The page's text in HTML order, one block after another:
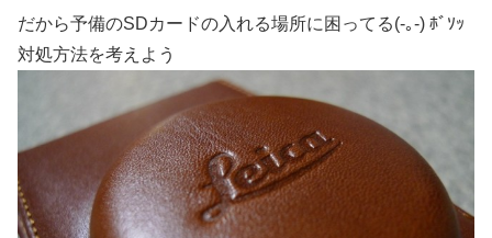
だから予備のSDカードの入れる場所に困ってる(-｡-) ﾎﾞｿｯ
対処方法を考えよう